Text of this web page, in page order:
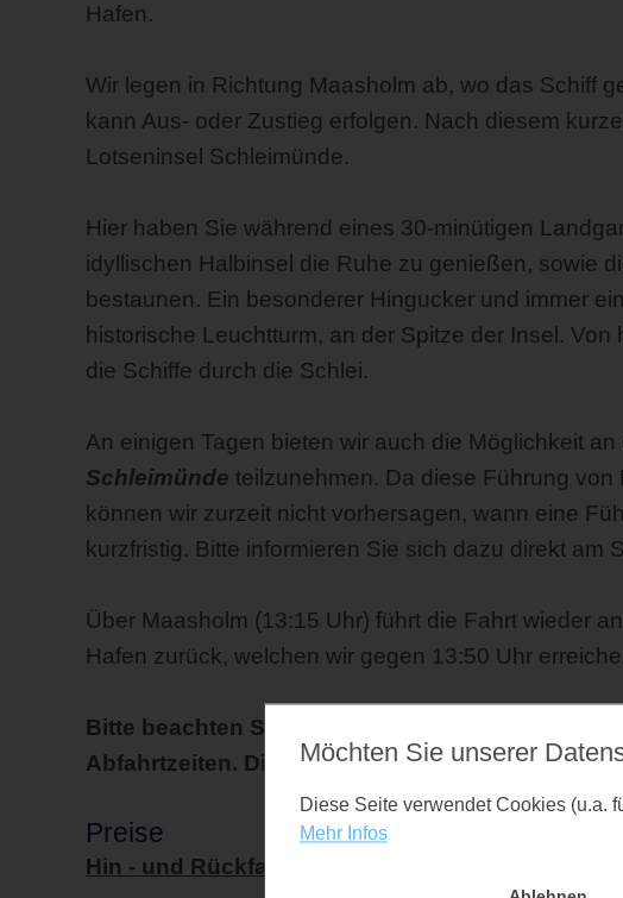
Hafen.
Wir legen in Richtung Maasholm ab, wo das Schiff
kann Aus- oder Zustieg erfolgen. Nach diesem
Lotseninsel Schleimünde.
Hier haben Sie während eines 30-minütigen
idyllischen Halbinsel die Ruhe zu genießen, sowie
bestaunen. Ein besonderer Hingucker und immer
historische Leuchtturm, an der Spitze der Insel.
die Schiffe durch die Schlei.
An einigen Tagen bieten wir auch die Möglichkeit an
Schleimünde teilzunehmen. Da diese Führung von
können wir zurzeit nicht vorhersagen, wann eine
kurzfristig. Bitte informieren Sie sich dazu direkt am
Über Maasholm (13:15 Uhr) führt die Fahrt wieder
Hafen zurück, welchen wir gegen 13:50 Uhr
Bitte beachten Sie bei allen Fahrten die
Abfahrtzeiten. Diese können gelegentlich
Preise
Hin - und Rückfahrt
Möchten Sie unserer
Diese Seite verwendet Cookies (u.a.
Mehr Infos